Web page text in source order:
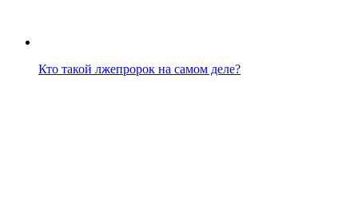
Кто такой лжепророк на самом деле?